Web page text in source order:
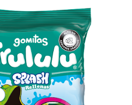
Hogar Mascota y Otros